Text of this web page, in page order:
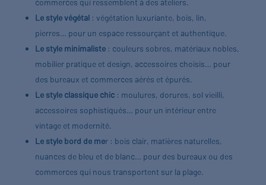
commerces qui ressemblent à des ateliers.
Le style végétal: végétation luxuriante, bois, lin,
pierres… pour un espace ressourçant et authentique.
Le style minimaliste: couleurs sobres, matériaux nobles,
mobilier pratique et design, accessoires choisis… pour
des bureaux et commerces aérés et épurés.
Le style classique chic: moulures, dorures, sol vieilli,
accessoires sophistiqués… pour un intérieur entre
vintage et modernité.
Le style bord de mer : bois clair, matières naturelles,
nuances de bleu et de blanc… pour des bureaux ou des
commerces qui nous transportent sur la plage.